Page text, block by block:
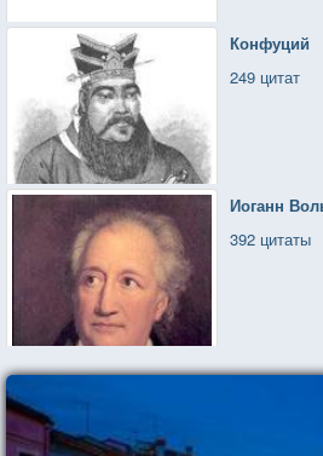
Конфуций
249 цитат
Иоганн
392 цитаты